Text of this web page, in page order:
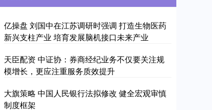
亿操盘 刘国中在江苏调研时强调 打造生物医药
新兴支柱产业 培育发展脑机接口未来产业
天臣配资 中证协：券商经纪业务不仅要关注规
模增长，更应注重服务质效提升
大旗策略 中国人民银行法拟修改 健全宏观审慎
制度框架